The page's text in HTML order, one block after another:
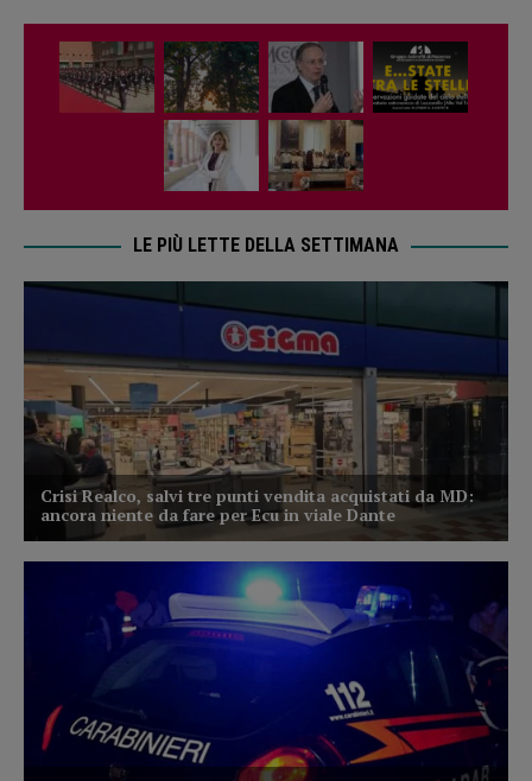
LE PIÙ LETTE DELLA SETTIMANA